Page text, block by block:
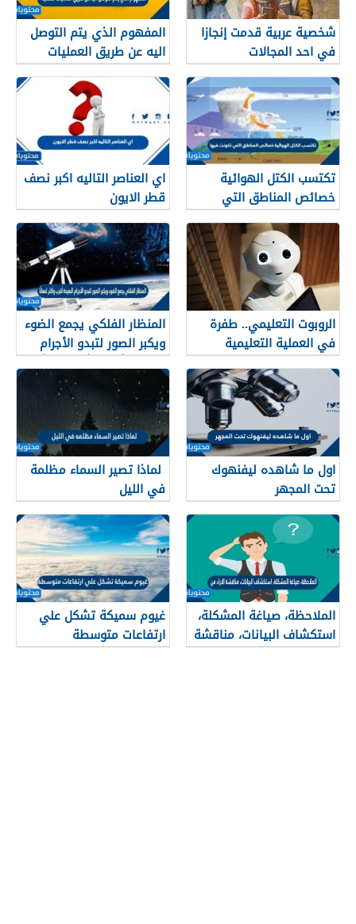
شخصية عربية قدمت إنجازا
في احد المجالات
المفهوم الذي يتم التوصل
اليه عن طريق العمليات
العقلية والتجريبية
تكتسب الكتل الهوائية
خصائص المناطق التي
تكونت فيها
اي العناصر التاليه اكبر نصف
قطر الايون
الروبوت التعليمي.. طفرة
في العملية التعليمية
المنظار الفلكي يجمع الضوء
ويكبر الصور لتبدو الأجرام
البعيدة أقرب وأكثر لمعانًا .
اول ما شاهده ليفنهوك
تحت المجهر
لماذا تصير السماء مظلمة
في الليل
الملاحظة، صياغة المشكلة،
استكشاف البيانات، مناقشة
الاراء من
غيوم سميكة تشكل علي
ارتفاعات متوسطة